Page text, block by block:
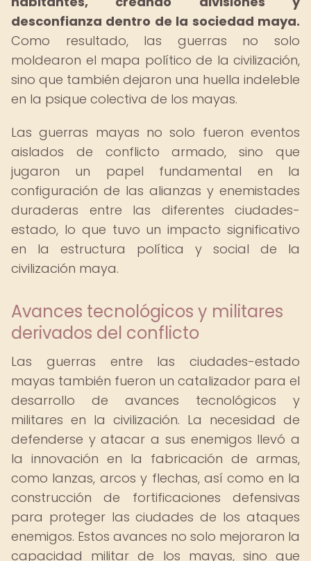
desconfianza dentro de la sociedad maya.
Como resultado, las guerras no solo
moldearon el mapa político de la civilización,
sino que también dejaron una huella indeleble
en la psique colectiva de los mayas.
Las guerras mayas no solo fueron eventos
aislados de conflicto armado, sino que
jugaron un papel fundamental en la
configuración de las alianzas y enemistades
duraderas entre las diferentes ciudades-
estado, lo que tuvo un impacto significativo
en la estructura política y social de la
civilización maya.
Avances tecnológicos y militares
derivados del conflicto
Las guerras entre las ciudades-estado
mayas también fueron un catalizador para el
desarrollo de avances tecnológicos y
militares en la civilización. La necesidad de
defenderse y atacar a sus enemigos llevó a
la innovación en la fabricación de armas,
como lanzas, arcos y flechas, así como en la
construcción de fortificaciones defensivas
para proteger las ciudades de los ataques
enemigos. Estos avances no solo mejoraron la
capacidad militar de los mayas, sino que